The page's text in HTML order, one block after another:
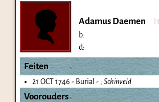
Adamus Daemen
b:
d:
Feiten
21 OCT 1746 - Burial - ; Schinveld
Voorouders